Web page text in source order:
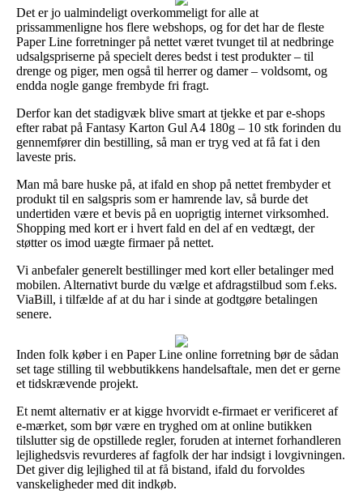
Det er jo ualmindeligt overkommeligt for alle at
prissammenligne hos flere webshops, og for det har de fleste
Paper Line forretninger på nettet været tvunget til at nedbringe
udsalgspriserne på specielt deres bedst i test produkter – til
drenge og piger, men også til herrer og damer – voldsomt, og
endda nogle gange frembyde fri fragt.
Derfor kan det stadigvæk blive smart at tjekke et par e-shops
efter rabat på Fantasy Karton Gul A4 180g – 10 stk forinden du
gennemfører din bestilling, så man er tryg ved at få fat i den
laveste pris.
Man må bare huske på, at ifald en shop på nettet frembyder et
produkt til en salgspris som er hamrende lav, så burde det
undertiden være et bevis på en uoprigtig internet virksomhed.
Shopping med kort er i hvert fald en del af en vedtægt, der
støtter os imod uægte firmaer på nettet.
Vi anbefaler generelt bestillinger med kort eller betalinger med
mobilen. Alternativt burde du vælge et afdragstilbud som f.eks.
ViaBill, i tilfælde af at du har i sinde at godtgøre betalingen
senere.
Inden folk køber i en Paper Line online forretning bør de sådan
set tage stilling til webbutikkens handelsaftale, men det er gerne
et tidskrævende projekt.
Et nemt alternativ er at kigge hvorvidt e-firmaet er verificeret af
e-mærket, som bør være en tryghed om at online butikken
tilslutter sig de opstillede regler, foruden at internet forhandleren
lejlighedsvis revurderes af fagfolk der har indsigt i lovgivningen.
Det giver dig lejlighed til at få bistand, ifald du forvoldes
vanskeligheder med dit indkøb.